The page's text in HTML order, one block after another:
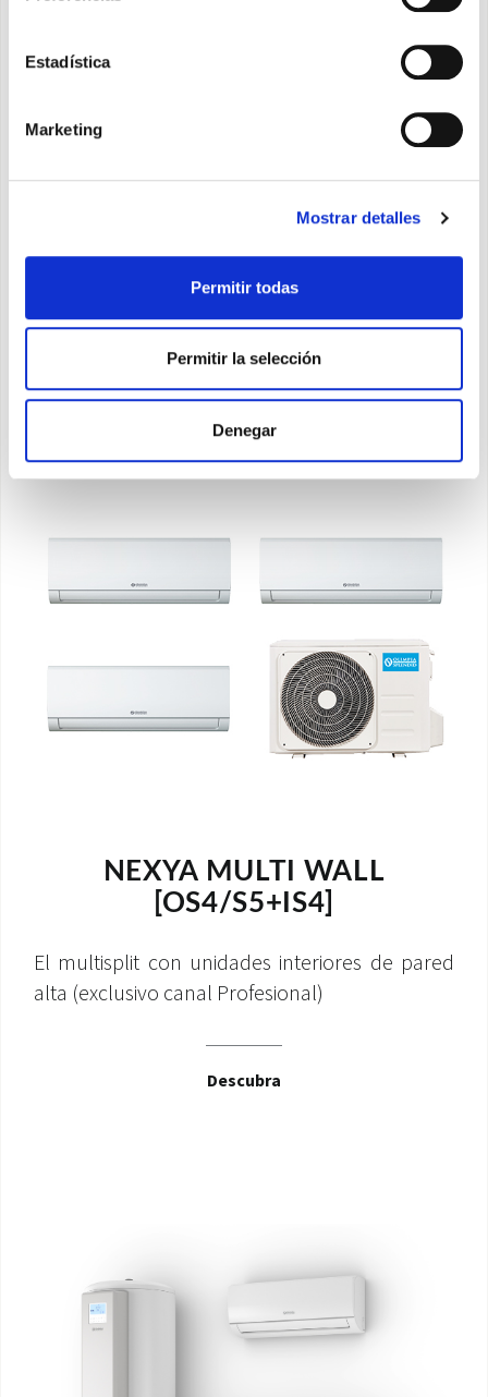
Estadística
Marketing
Mostrar detalles
Permitir todas
Permitir la selección
Denegar
Monosplit inverter de pared, para los climas
NEXYA MULTI WALL
[OS4/S5+IS4]
El multisplit con unidades interiores de pared
alta (exclusivo canal Profesional)
Descubra